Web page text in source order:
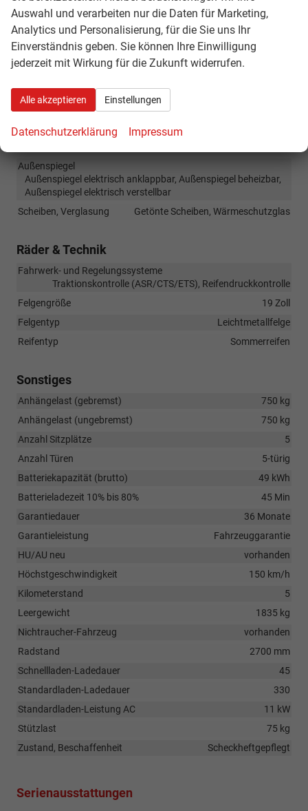
Müdigkeitserkennungs-Sensor, Abstandswarner
Einparkhilfe
Park Distance Control vorne, Park Distance Control hinten,
Rückfahrkamera
Zentralverriegelung
Schlüssellose Zentralverriegelung (Keyless Go)
Außenspiegel
Außenspiegel elektrisch anklappbar, Außenspiegel beheizbar,
Außenspiegel elektrisch verstellbar
Scheiben, Verglasung
Getönte Scheiben, Wärmeschutzglas
Räder & Technik
Fahrwerk- und Regelungssysteme
Traktionskontrolle (ASR/CTS/ETS), Reifendruckkontrolle
Felgengröße
19 Zoll
Felgentyp
Leichtmetallfelge
Reifentyp
Sommerreifen
Sonstiges
Anhängelast (gebremst)
750 kg
Anhängelast (ungebremst)
750 kg
Anzahl Sitzplätze
5
Anzahl Türen
5-türig
Batteriekapazität (brutto)
49 kWh
Batterieladezeit 10% bis 80%
45 Min
Garantiedauer
36 Monate
Garantieleistung
Fahrzeuggarantie
HU/AU neu
vorhanden
Höchstgeschwindigkeit
150 km/h
Kilometerstand
5
Leergewicht
1835 kg
Nichtraucher-Fahrzeug
vorhanden
Radstand
2700 mm
Schnellladen-Ladedauer
45
Standardladen-Ladedauer
330
Standardladen-Leistung AC
11 kW
Stützlast
75 kg
Zustand, Beschaffenheit
Scheckheftgepflegt
Serienausstattungen
Auswahl und verarbeiten nur die Daten für Marketing,
Analytics und Personalisierung, für die Sie uns Ihr
Einverständnis geben. Sie können Ihre Einwilligung
jederzeit mit Wirkung für die Zukunft widerrufen.
Alle akzeptieren Einstellungen
Datenschutzerklärung Impressum